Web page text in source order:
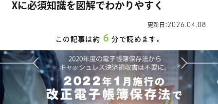
Xに必須知識を図解でわかりやすく
更新日：2026.04.08
この記事は約 6分で読めます。